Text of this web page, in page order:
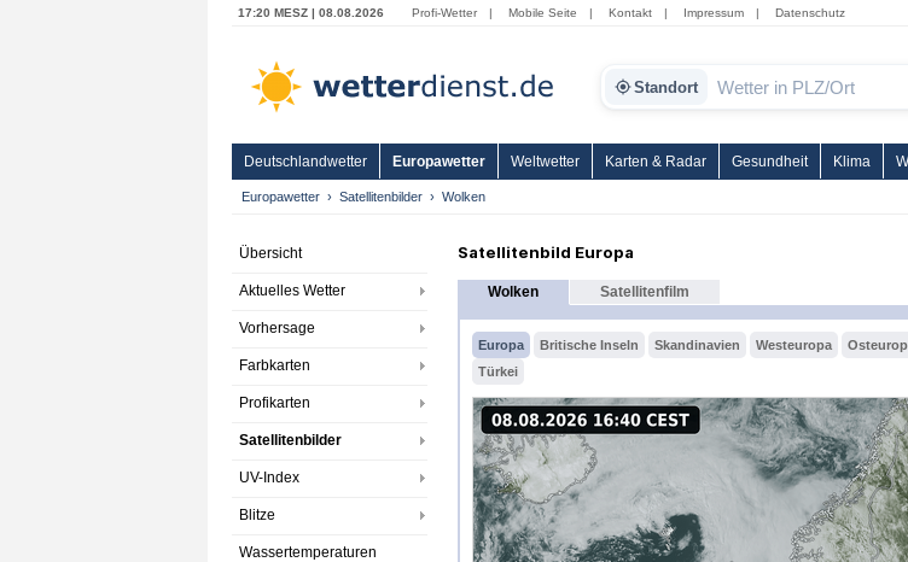
17:20 MESZ | 08.08.2026 Profi-Wetter | Mobile Seite | Kontakt | Impressum | Datenschutz
Standort
Deutschlandwetter Europawetter Weltwetter Karten & Radar Gesundheit Klima
Europawetter Satellitenbilder Wolken
Übersicht
Aktuelles Wetter
Vorhersage
Farbkarten
Profikarten
Satellitenbilder
UV-Index
Blitze
Wassertemperaturen
Satellitenbild Europa
Wolken Satellitenfilm
Europa Britische Inseln Skandinavien Westeuropa
Türkei